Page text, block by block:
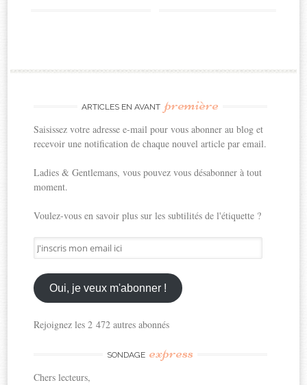
ARTICLES EN AVANT première
Saisissez votre adresse e-mail pour vous abonner au blog et
recevoir une notification de chaque nouvel article par email.
Ladies & Gentlemans, vous pouvez vous désabonner à tout
moment.
Voulez-vous en savoir plus sur les subtilités de l'étiquette ?
J'inscris
mon
email
ici
Oui, je veux m'abonner !
Rejoignez les 2 472 autres abonnés
SONDAGE express
Chers lecteurs,